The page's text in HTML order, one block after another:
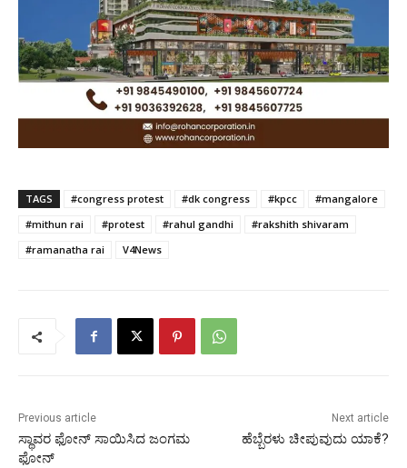
TAGS #congress protest #dk congress #kpcc
#mangalore
#mithun rai
#protest #rahul gandhi
#rakshith shivaram
#ramanatha rai
V4News
Previous article
ಸ್ಥಾವರ ಫೋನ್ ಸಾಯಿಸಿದ ಜಂಗಮ
ಫೋನ್
Next article
ಹೆಬ್ಬೆರಳು ಚೀಪುವುದು ಯಾಕೆ?